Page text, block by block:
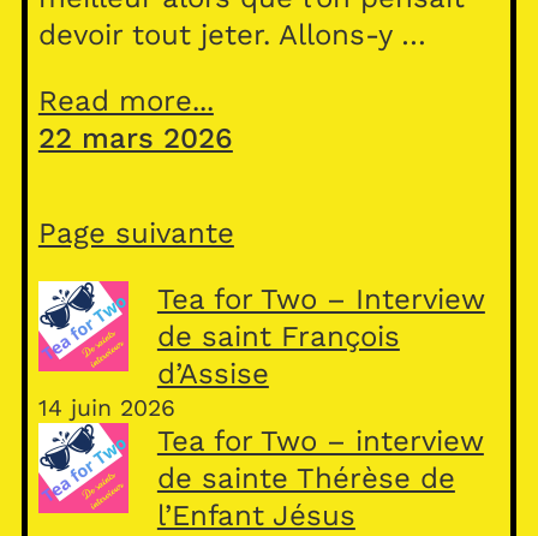
devoir tout jeter. Allons-y …
Read more...
22 mars 2026
Page suivante
Tea for Two – Interview
de saint François
d’Assise
14 juin 2026
Tea for Two – interview
de sainte Thérèse de
l’Enfant Jésus